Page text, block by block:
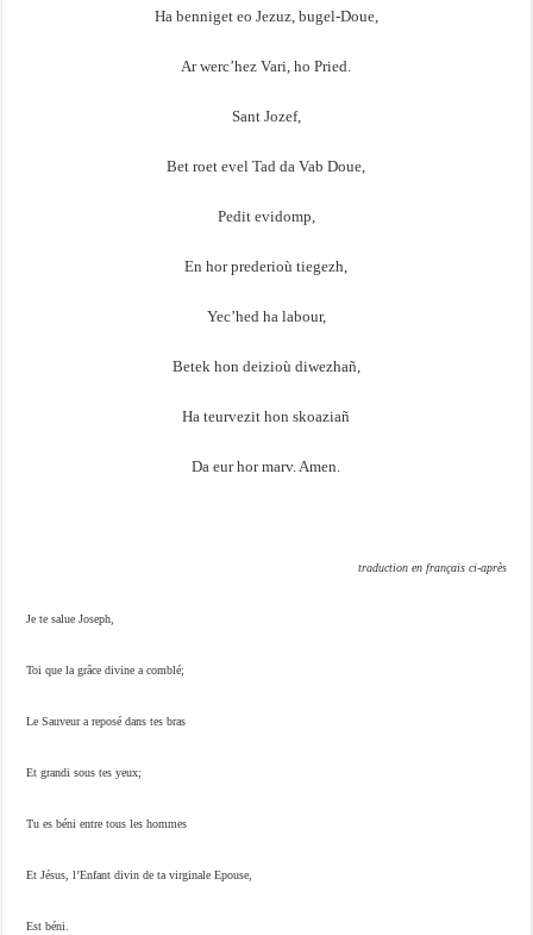
Ha benniget eo Jezuz, bugel-Doue,
Ar werc’hez Vari, ho Pried.
Sant Jozef,
Bet roet evel Tad da Vab Doue,
Pedit evidomp,
En hor prederioù tiegezh,
Yec’hed ha labour,
Betek hon deizioù diwezhañ,
Ha teurvezit hon skoaziañ
Da eur hor marv. Amen.
traduction en français ci-après
Je te salue Joseph,
Toi que la grâce divine a comblé;
Le Sauveur a reposé dans tes bras
Et grandi sous tes yeux;
Tu es béni entre tous les hommes
Et Jésus, l’Enfant divin de ta virginale Epouse,
Est béni.